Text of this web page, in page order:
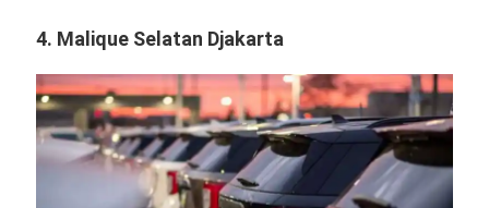
4. Malique Selatan Djakarta